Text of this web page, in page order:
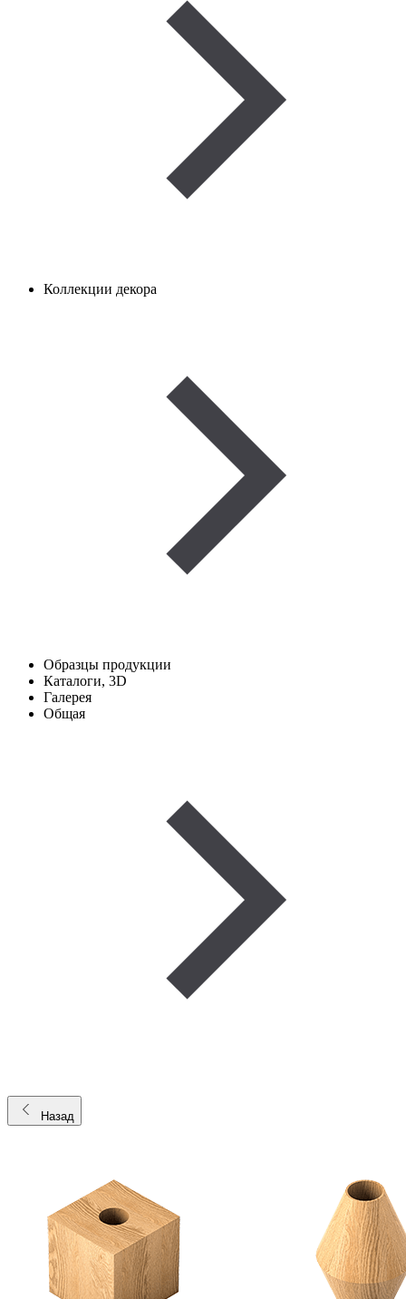
Коллекции декора
Образцы продукции
Каталоги, 3D
Галерея
Общая
Назад